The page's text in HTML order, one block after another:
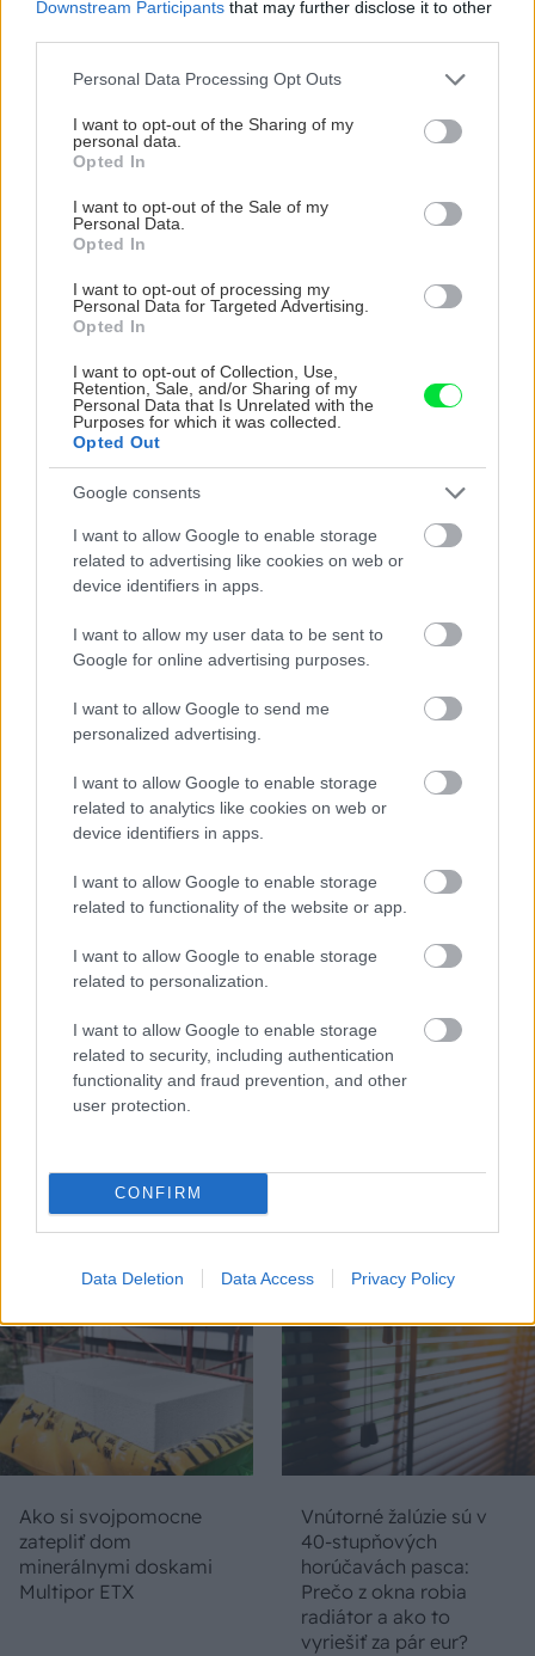
Downstream Participants that may further disclose it to other
Please note that this website/app uses one or more Google
not limited to your visit or usage behaviour. You may click to
grant or deny consent to Google and its third-party tags to
use your data for below specified purposes in below Google
consent section.
Personal Data Processing Opt Outs
I want to opt-out of the Sharing of my
personal data.
Opted In
I want to opt-out of the Sale of my
Personal Data.
Opted In
I want to opt-out of processing my
Personal Data for Targeted Advertising.
Opted In
I want to opt-out of Collection, Use,
Retention, Sale, and/or Sharing of my
Personal Data that Is Unrelated with the
Purposes for which it was collected.
Opted Out
Google consents
I want to allow Google to enable storage
related to advertising like cookies on web or
device identifiers in apps.
I want to allow my user data to be sent to
Google for online advertising purposes.
I want to allow Google to send me
personalized advertising.
I want to allow Google to enable storage
related to analytics like cookies on web or
device identifiers in apps.
I want to allow Google to enable storage
related to functionality of the website or app.
I want to allow Google to enable storage
related to personalization.
I want to allow Google to enable storage
related to security, including authentication
functionality and fraud prevention, and other
user protection.
CONFIRM
Data Deletion Data Access Privacy Policy
CHALUPA
Na Morave prerobila
starú chalupu na
nepoznanie: Keď
vojdete dnu, zabudnete,
že nie ste v Toskánsku
S motorovou pílou sa
Slovák sa nebál a v
Čičmanoch si postavil
montovaný domček v
Temné stránky chalúp:
10 najčastejších
vás môžu nepríjemne
prekvapiť
Žena, búracie kladivo a
vôňa dreva: Takáto
1654 sa nevidí každý
deň!
DOM
okná pre moderné
alebo meniť kotol?
dotačných výzvach
Ako si svojpomocne
zatepliť dom
minerálnymi doskami
Multipor ETX
Vnútorné žalúzie sú v
40-stupňových
horúčavách pasca:
Prečo z okna robia
radiátor a ako to
vyriešiť za pár eur?